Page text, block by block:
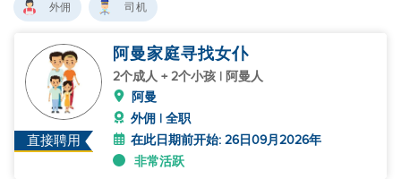
外佣 司机
直接聘用
阿曼家庭寻找女仆
2个成人 + 2个小孩 | 阿曼人
阿曼
外佣 | 全职
在此日期前开始: 26日09月2026年
非常活跃